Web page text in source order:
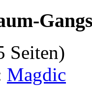
Seiten)
Magdic